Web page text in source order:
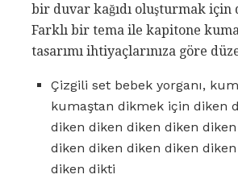
bir duvar kağıdı oluşturmak için
Farklı bir tema ile kapitone
tasarımı ihtiyaçlarınıza göre
Çizgili set bebek yorganı,
kumaştan dikmek için diken
diken diken diken diken
diken diken diken diken
diken dikti